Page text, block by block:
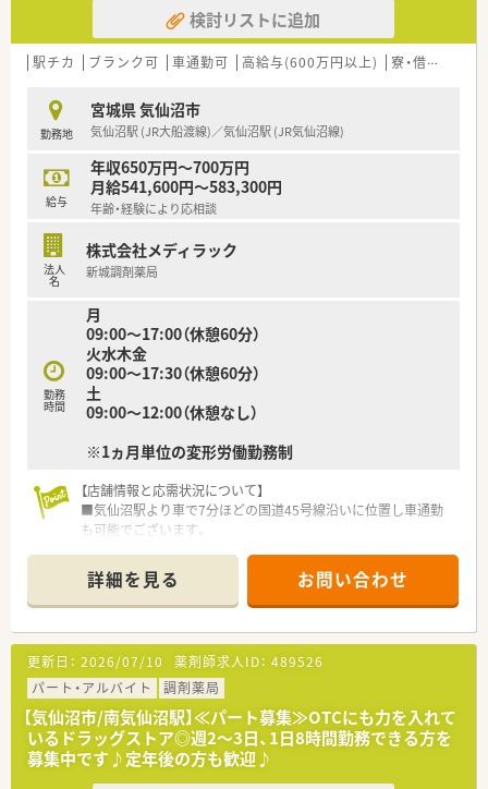
門前の病院は内科、精神科、神経科を応需しているため、この3科
目がメイン科目になります。
地元の方々のご利用が多く、「なんでも相談できる、かかりつけ
います。
平日のみの開局、17時30分の終業で残業時間も少なめですので
仕事とプライベートの両立も◎
□■近隣にお住いの方はもちろん、遠方からお越しの方も大歓迎
です！遠方の方は住居相談可能ですので、お気軽にお問い合わせ
ください！■□
検討リストに追加
駅チカ ブランク可 車通勤可 高給与(600万円以上) 寮・借上社宅あり
勤務地
宮城県 気仙沼市
気仙沼駅 (JR大船渡線)／気仙沼駅 (JR気仙沼線)
給与
年収650万円～700万円
月給541,600円～583,300円
年齢・経験により応相談
法人
名
株式会社メディラック
新城調剤薬局
勤務
時間
月
09:00～17:00（休憩60分）
火水木金
09:00～17:30（休憩60分）
土
09:00～12:00（休憩なし）
※1ヵ月単位の変形労働勤務制
【店舗情報と応需状況について】
■気仙沼駅より車で7分ほどの国道45号線沿いに位置し車通勤
も可能でございます。
50枚の処方箋を応需しています。
■薬剤師3名体制で事務員も3名在籍しており、ゆとりを持って
業務に取り組める環境です。
【法人特徴について】
■創業25年以上の歴史を持ち、東北エリアを中心にグループ全
体で21店舗を順調に展開している企業でございます。
■調剤事業に加えて介護事業も運営しているため、安定した経営
基盤を持ち安心して勤務できます。
■最新機器の導入を積極的に進め、調剤過誤防止と業務効率化を
図り対人業務に注力する体制です。
詳細を見る お問い合わせ
更新日： 2026/07/10 薬剤師求人ID： 489526
パート・アルバイト
調剤薬局
【気仙沼市/南気仙沼駅】≪パート募集≫OTCにも力を入れて
いるドラッグストア◎週2～3日、1日8時間勤務できる方を
募集中です♪定年後の方も歓迎♪